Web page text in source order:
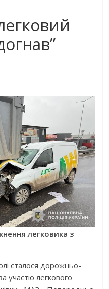
легковика з
сталося дорожньо-
участю легкового